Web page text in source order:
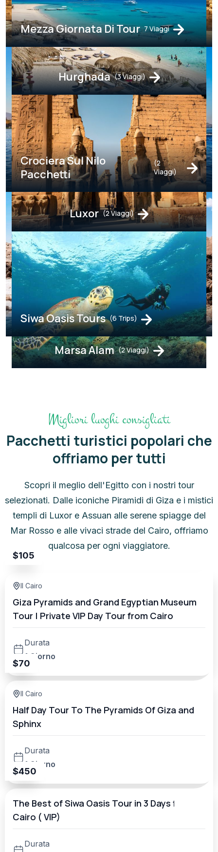
Mezza Giornata Di Tour 7 Viaggi
Crociera Sul Nilo
Pacchetti
(2
Viaggi)
Siwa Oasis Tours (6 Trips)
Hurghada (3 Viaggi)
Luxor (2 Viaggi)
Marsa Alam (2 Viaggi)
Migliori luoghi consigliati
Pacchetti turistici popolari che
offriamo per tutti
Scopri il meglio dell'Egitto con i nostri tour
selezionati. Dalle iconiche Piramidi di Giza e i mistici
templi di Luxor e Assuan alle serene spiagge del
Mar Rosso e alle vivaci strade del Cairo, offriamo
qualcosa per ogni viaggiatore.
$105
Il Cairo
Giza Pyramids and Grand Egyptian Museum
Tour | Private VIP Day Tour from Cairo
Durata
1 Giorno
$70
Il Cairo
Half Day Tour To The Pyramids Of Giza and
Sphinx
Durata
1 Giorno
$450
The Best of Siwa Oasis Tour in 3 Days from
Cairo ( VIP)
Durata